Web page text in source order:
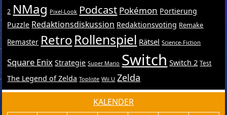
2 NMag Pixel-Look Podcast Pokémon Portierung
Puzzle Redaktionsdiskussion Redaktionsvoting Remake
Remaster RetroRollenspiel Rätsel Science-Fiction
Square Enix Strategie Super Mario Switch Switch 2 Test
The Legend of Zelda Topliste Wii U Zelda
KALENDER